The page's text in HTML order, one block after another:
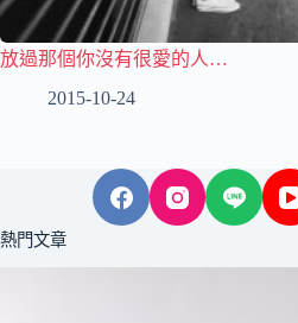
放過那個你沒有很愛的人…
2015-10-24
熱門文章